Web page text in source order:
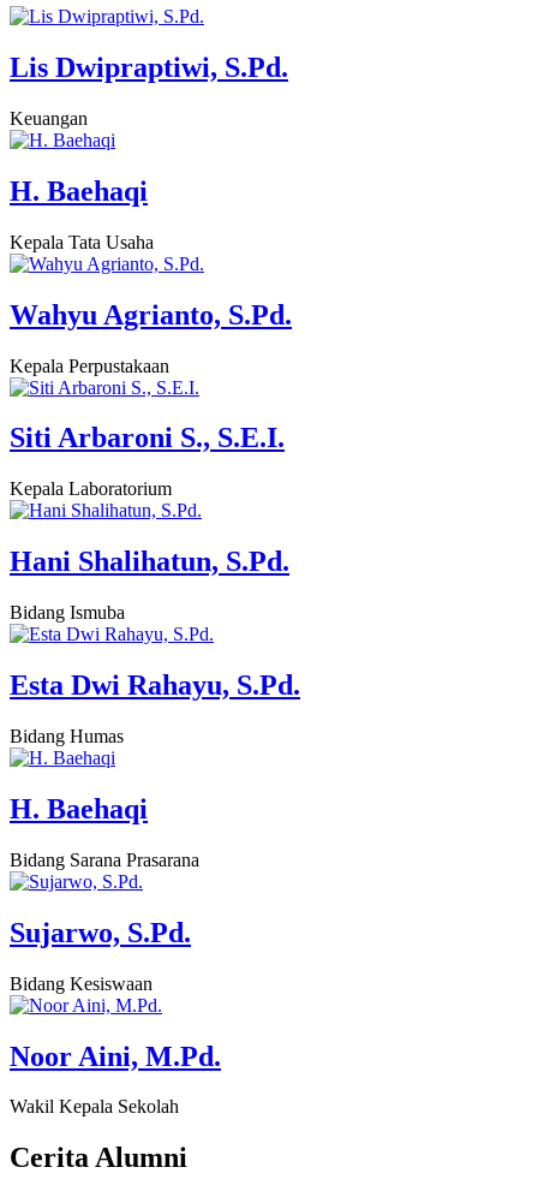
Lis Dwipraptiwi, S.Pd.
Keuangan
H. Baehaqi
Kepala Tata Usaha
Wahyu Agrianto, S.Pd.
Kepala Perpustakaan
Siti Arbaroni S., S.E.I.
Kepala Laboratorium
Hani Shalihatun, S.Pd.
Bidang Ismuba
Esta Dwi Rahayu, S.Pd.
Bidang Humas
H. Baehaqi
Bidang Sarana Prasarana
Sujarwo, S.Pd.
Bidang Kesiswaan
Noor Aini, M.Pd.
Wakil Kepala Sekolah
CeritaAlumni